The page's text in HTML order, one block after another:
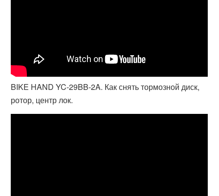
BIKE HAND YC-29BB-2A. Как снять тормозной диск,
ротор, центр лок.